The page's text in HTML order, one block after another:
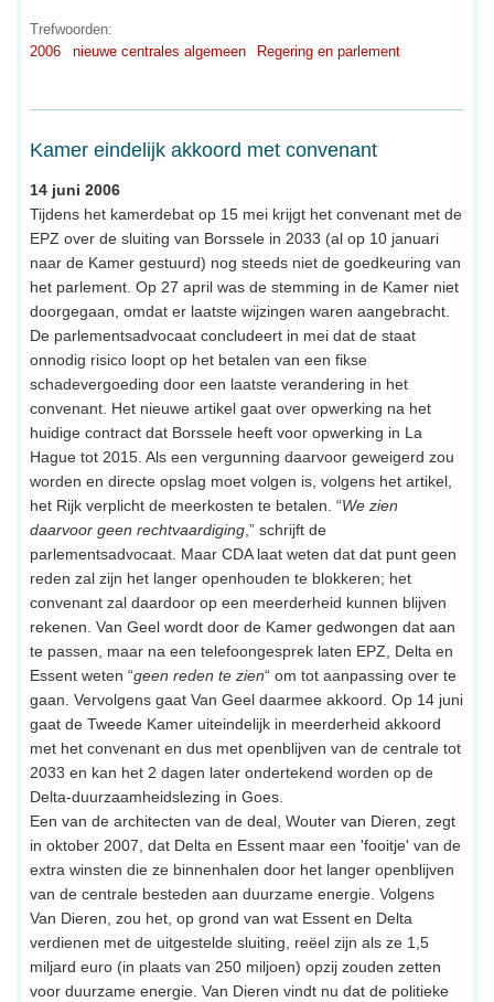
Trefwoorden:
2006
nieuwe centrales algemeen Regering en parlement
Kamer eindelijk akkoord met convenant
14 juni 2006
Tijdens het kamerdebat op 15 mei krijgt het convenant met de
EPZ over de sluiting van Borssele in 2033 (al op 10 januari
naar de Kamer gestuurd) nog steeds niet de goedkeuring van
het parlement. Op 27 april was de stemming in de Kamer niet
doorgegaan, omdat er laatste wijzingen waren aangebracht.
De parlementsadvocaat concludeert in mei dat de staat
onnodig risico loopt op het betalen van een fikse
schadevergoeding door een laatste verandering in het
convenant. Het nieuwe artikel gaat over opwerking na het
huidige contract dat Borssele heeft voor opwerking in La
Hague tot 2015. Als een vergunning daarvoor geweigerd zou
worden en directe opslag moet volgen is, volgens het artikel,
het Rijk verplicht de meerkosten te betalen. “We zien
daarvoor geen rechtvaardiging ,” schrijft de
parlementsadvocaat. Maar CDA laat weten dat dat punt geen
reden zal zijn het langer openhouden te blokkeren; het
convenant zal daardoor op een meerderheid kunnen blijven
rekenen. Van Geel wordt door de Kamer gedwongen dat aan
te passen, maar na een telefoongesprek laten EPZ, Delta en
Essent weten “geen reden te zien“ om tot aanpassing over te
gaan. Vervolgens gaat Van Geel daarmee akkoord. Op 14 juni
gaat de Tweede Kamer uiteindelijk in meerderheid akkoord
met het convenant en dus met openblijven van de centrale tot
2033 en kan het 2 dagen later ondertekend worden op de
Delta-duurzaamheidslezing in Goes.
Een van de architecten van de deal, Wouter van Dieren, zegt
in oktober 2007, dat Delta en Essent maar een 'fooitje' van de
extra winsten die ze binnenhalen door het langer openblijven
van de centrale besteden aan duurzame energie. Volgens
Van Dieren, zou het, op grond van wat Essent en Delta
verdienen met de uitgestelde sluiting, reëel zijn als ze 1,5
miljard euro (in plaats van 250 miljoen) opzij zouden zetten
voor duurzame energie. Van Dieren vindt nu dat de politieke